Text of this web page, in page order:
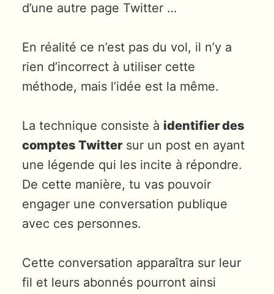
d’une autre page Twitter …
En réalité ce n’est pas du vol, il n’y a
rien d’incorrect à utiliser cette
méthode, mais l’idée est la même.
La technique consiste à identifier des
comptes Twitter sur un post en ayant
une légende qui les incite à répondre.
De cette manière, tu vas pouvoir
engager une conversation publique
avec ces personnes.
Cette conversation apparaîtra sur leur
fil et leurs abonnés pourront ainsi